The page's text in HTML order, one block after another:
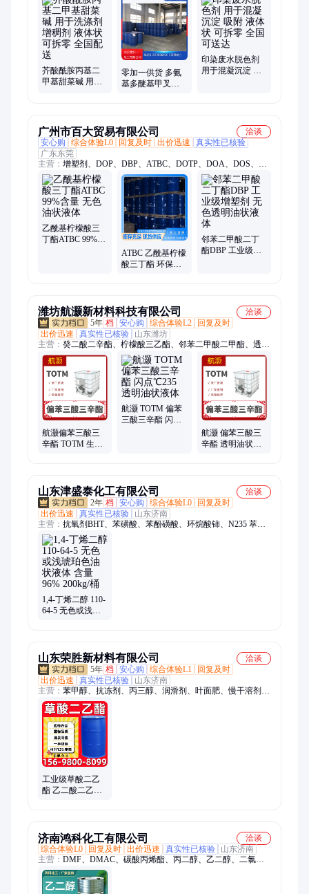
缘油、茶皂素、防腐剂、醋酸镁、锂电池、碘化锂、培养基、蒸
馏水、硬脂酸、塑化剂、草酸钾、磷酸铁
芥酸酰胺丙基二
甲基甜菜碱 用于
零加一供货 多氨
基多醚基甲叉膦
印染废水脱色剂
用于混凝沉淀 吸
广州市百大贸易有限公司
洽谈
安心购
综合体验L0 回复及时 出价迅速
真实性已核验
广东东莞
主营： 增塑剂、DOP、DBP、ATBC、DOTP、DOA、DOS、
TOTM、LF-30、对苯、二辛酯、二丁酯、环保增塑剂、pvc增塑
剂、塑化剂、pvc塑化剂、耐寒增塑剂、耐热增塑剂、邻苯二甲
酸二辛酯、邻苯二甲酸二丁酯、对苯二甲酸二辛酯、乙酰柠檬酸
三丁酯、己二酸二辛酯、癸二酸二辛酯、偏苯三酸三辛酯
乙酰基柠檬酸三
丁酯ATBC 99%含
ATBC 乙酰基柠檬
酸三丁酯 环保增
邻苯二甲酸二丁
酯DBP 工业级增
潍坊航灏新材料科技有限公司
洽谈
5年 档 安心购 综合体验L2
回复及时
出价迅速
真实性已核验
山东潍坊
主营： 癸二酸二辛酯、柠檬酸三乙酯、邻苯二甲酸二甲酯、透明
油状液体、邻苯二甲酸二乙酯、成膜助剂、己二酸二辛酯
航灏偏苯三酸三
辛酯 TOTM 生产
航灏 TOTM 偏苯
三酸三辛酯 闪
航灏 偏苯三酸三
辛酯 透明油状液
山东津盛泰化工有限公司
洽谈
2年 档 安心购 综合体验L0
回复及时
出价迅速
真实性已核验
山东济南
主营： 抗氧剂BHT、苯磺酸、苯酚磺酸、环烷酸铈、N235 萃取
剂、C272萃取剂、均苯四甲酸二酐、对苯乙烯磺酸钠、氟化铝、
椰油酰胺丙基甜菜碱、甘油三苯甲酸酯
1,4-丁烯二醇 110-
64-5 无色或浅琥
山东荣胜新材料有限公司
洽谈
5年 档 安心购 综合体验L1
回复及时
出价迅速
真实性已核验
山东济南
主营： 苯甲醇、抗冻剂、丙三醇、润滑剂、叶面肥、慢干溶剂、
二甲基亚砜、二甲基乙酰胺、十二水硫酸铝钾
工业级草酸二乙
酯 乙二酸二乙酯
济南鸿科化工有限公司
洽谈
综合体验L0
回复及时 出价迅速 真实性已核验
山东济南
主营： DMF、DMAC、碳酸丙烯酯、丙二醇、乙二醇、二氯甲
烷、甲醇、乙醇、DOP、DBP、甘油、醋酸甲酯、醋酸乙酯、三
氯乙烯、四氯乙烯、环己酮、桐油、糖蜜、DBE、PMA、二甲